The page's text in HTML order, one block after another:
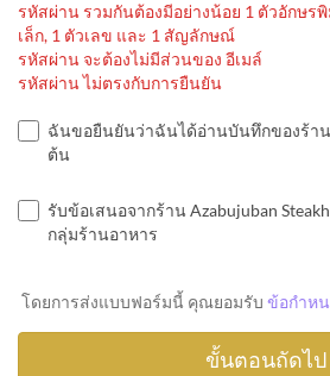
รหัสผ่าน รวมกันต้องมีอย่างน้อย 1 ตัวอักษร
เล็ก, 1 ตัวเลข และ 1 สัญลักษณ์
รหัสผ่าน จะต้องไม่มีส่วนของ อีเมล์
รหัสผ่าน ไม่ตรงกับการยืนยัน
ฉันขอยืนยันว่าฉันได้อ่านบันทึกของร้า
ต้น
รับข้อเสนอจากร้าน Azabujuban
กลุ่มร้านอาหาร
โดยการส่งแบบฟอร์มนี้ คุณยอมรับ ข้อกำห